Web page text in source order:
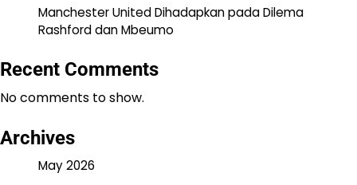
Manchester United Dihadapkan pada Dilema
Rashford dan Mbeumo
Recent Comments
No comments to show.
Archives
May 2026